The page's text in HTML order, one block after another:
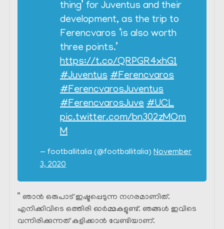
thing’ for Juventus and their
development, as the trip to
Ferencvaros ‘is also worth
three points.’
https://t.co/QRPGR4xhG1
#Juventus #Ferencvaros
#FerencvarosJuventus
#FerencvarosJuve #UCL
pic.twitter.com/bn302zMOm
M
— footballitalia (@footballitalia) November
3, 2020
” ഞാൻ ഒരുപാട് ഇഷ്ടപ്പെടുന്ന നഗരമാണിത്.
എനിക്കിവിടെ ഒത്തിരി ഓർമ്മകളുണ്ട്. ഞങ്ങൾ ഇവിടെ
വന്നിരിക്കുന്നത് കളിക്കാൻ വേണ്ടിയാണ്.